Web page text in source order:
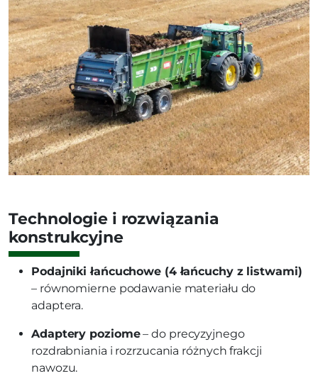
Technologie i rozwiązania
konstrukcyjne
Podajniki łańcuchowe (4 łańcuchy z listwami)
– równomierne podawanie materiału do
adaptera.
Adaptery poziome– do precyzyjnego
rozdrabniania i rozrzucania różnych frakcji
nawozu.